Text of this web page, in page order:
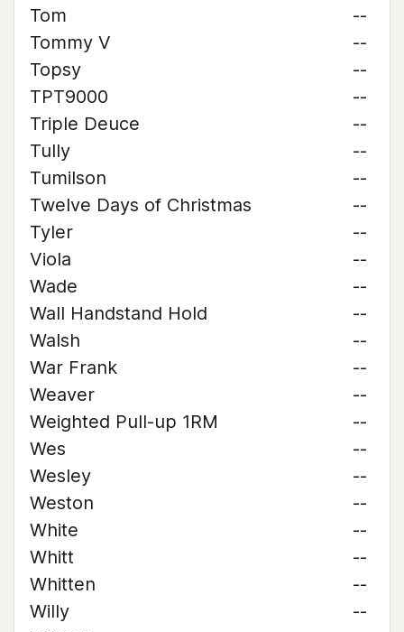
Tom
--
Tommy V
--
Topsy
--
TPT9000
--
Triple Deuce
--
Tully
--
Tumilson
--
Twelve Days of Christmas
--
Tyler
--
Viola
--
Wade
--
Wall Handstand Hold
--
Walsh
--
War Frank
--
Weaver
--
Weighted Pull-up 1RM
--
Wes
--
Wesley
--
Weston
--
White
--
Whitt
--
Whitten
--
Willy
--